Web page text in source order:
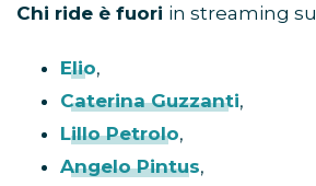
Chi ride è fuori in streaming su
Elio,
Caterina Guzzanti,
Lillo Petrolo,
Angelo Pintus,